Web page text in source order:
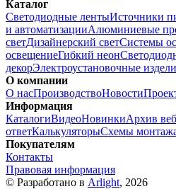
Каталог
Светодиодные лентыИсточники
и автоматизацииАлюминиевые
светДизайнерский светСистемы
освещениеГибкий неон
декорЭлектроустановочные
О компании
О насПроизводствоНовости
Информация
КаталогиВидеоНовинкиАрхив
ответКалькуляторыСхемы
Покупателям
Контакты
Правовая информация
© Разработано в Arlight, 2026